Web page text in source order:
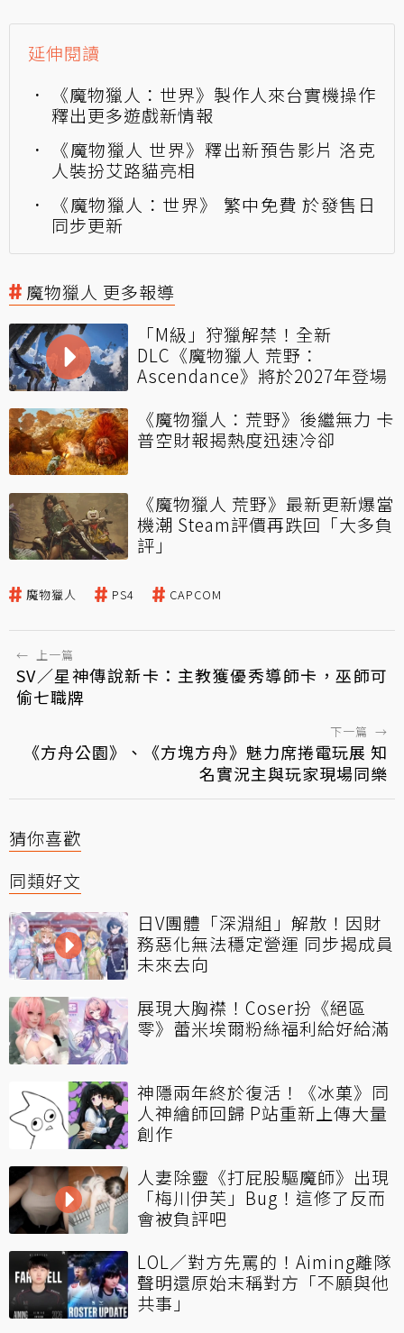
延伸閱讀
《魔物獵人：世界》製作人來台實機操作
釋出更多遊戲新情報
《魔物獵人 世界》釋出新預告影片 洛克
人裝扮艾路貓亮相
《魔物獵人：世界》 繁中免費 於發售日
同步更新
魔物獵人 更多報導
「M級」狩獵解禁！全新
DLC《魔物獵人 荒野：
Ascendance》將於2027年登場
《魔物獵人：荒野》後繼無力 卡
普空財報揭熱度迅速冷卻
《魔物獵人 荒野》最新更新爆當
機潮 Steam評價再跌回「大多負
評」
魔物獵人 PS4 CAPCOM
← 上一篇
SV／星神傳說新卡：主教獲優秀導師卡，巫師可
偷七職牌
下一篇 →
《方舟公園》、《方塊方舟》魅力席捲電玩展 知
名實況主與玩家現場同樂
猜你喜歡
同類好文
日V團體「深淵組」解散！因財
務惡化無法穩定營運 同步揭成員
未來去向
展現大胸襟！Coser扮《絕區
零》蕾米埃爾粉絲福利給好給滿
神隱兩年終於復活！《冰菓》同
人神繪師回歸 P站重新上傳大量
創作
人妻除靈《打屁股驅魔師》出現
「梅川伊芙」Bug！這修了反而
會被負評吧
LOL／對方先罵的！Aiming離隊
聲明還原始末稱對方「不願與他
共事」